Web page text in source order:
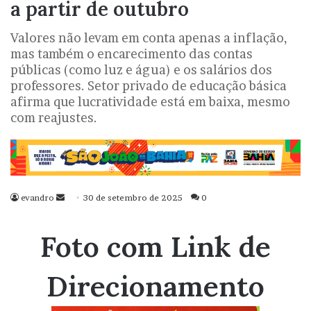
a partir de outubro
Valores não levam em conta apenas a inflação,
mas também o encarecimento das contas
públicas (como luz e água) e os salários dos
professores. Setor privado de educação básica
afirma que lucratividade está em baixa, mesmo
com reajustes.
evandro
Mande
mail
30 de setembro de 2025 0
Foto com Link de
Direcionamento